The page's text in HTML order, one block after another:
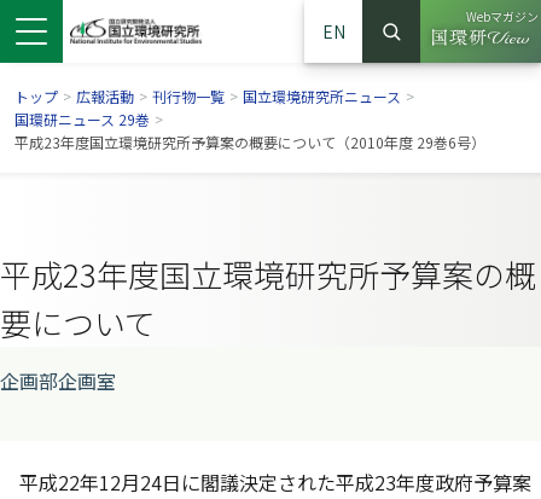
EN
サイト内検索
検索
Webマガジン
（別ウイ
トップ > 広報活動 > 刊行物一覧 > 国立環境研究所ニュース >
国環研ニュース 29巻 >
平成23年度国立環境研究所予算案の概要について（2010年度 29巻6号）
平成23年度国立環境研究所予算案の概
要について
企画部企画室
平成22年12月24日に閣議決定された平成23年度政府予算案